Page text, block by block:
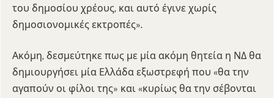
του δημοσίου χρέους, και αυτό έγινε χωρίς
δημοσιονομικές εκτροπές».
Ακόμη, δεσμεύτηκε πως με μία ακόμη θητεία η ΝΔ θα
δημιουργήσει μία Ελλάδα εξωστρεφή που «θα την
αγαπούν οι φίλοι της» και «κυρίως θα την σέβονται